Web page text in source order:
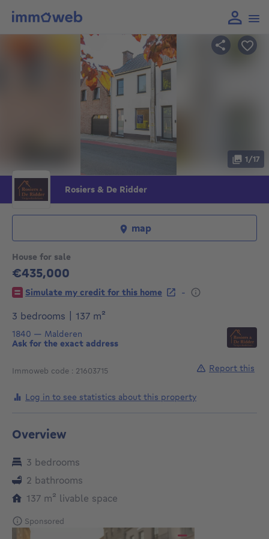
House for sale
€435,000
435000€
Simulate my credit for this home
-
3 bedrooms
137 m²
1840 — Malderen
Ask for the exact address
Immoweb code : 21603715
Rosiers & De Ridder
1/17
map
Log in to see statistics about this property
Report this
Overview
3 bedrooms
2 bathrooms
137 m² square meters
livable space
Sponsored